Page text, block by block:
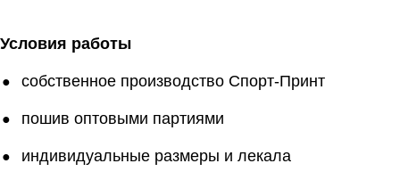
Условия работы
собственное производство Спорт-Принт
пошив оптовыми партиями
индивидуальные размеры и лекала